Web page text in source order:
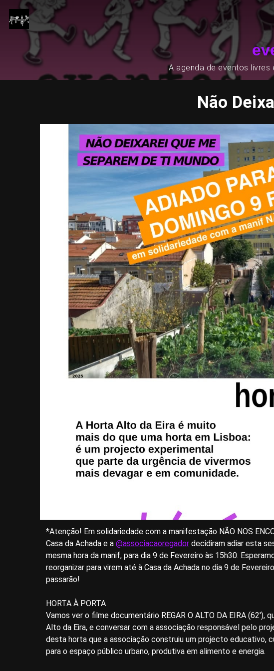
A agenda de eventos livres
Não
*Atenção! Em solidariedade com a manifestação NÃO NOS
Casa da Achada e a @associacaoregador decidiram adiar esta
mesma hora da manif, para dia 9 de Fevereiro às 15h30.
reorganizar para virem até à Casa da Achada no dia 9 de
passarão!
HORTA À PORTA
Vamos ver o filme documentário REGAR O ALTO DA EIRA
Alto da Eira, e conversar com a associação responsável pelo
desta horta que a associação construiu um projecto educativo,
para o espaço público urbano, produtiva em alimento e energia.